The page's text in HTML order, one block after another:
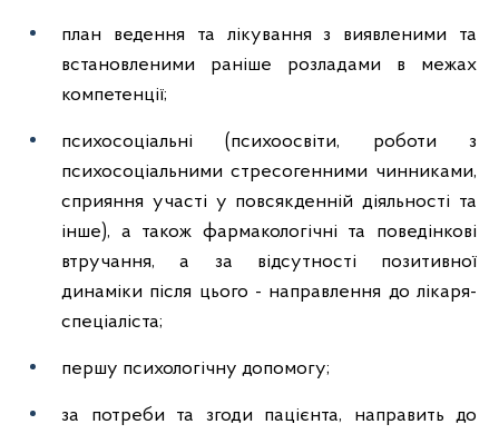
план ведення та лікування з виявленими та
встановленими раніше розладами в межах
компетенції;
психосоціальні (психоосвіти, роботи з
психосоціальними стресогенними чинниками,
сприяння участі у повсякденній діяльності та
інше), а також фармакологічні та поведінкові
втручання, а за відсутності позитивної
динаміки після цього - направлення до лікаря-
спеціаліста;
першу психологічну допомогу;
за потреби та згоди пацієнта, направить до